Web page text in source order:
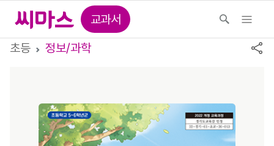
교과서
초등
정보/과학